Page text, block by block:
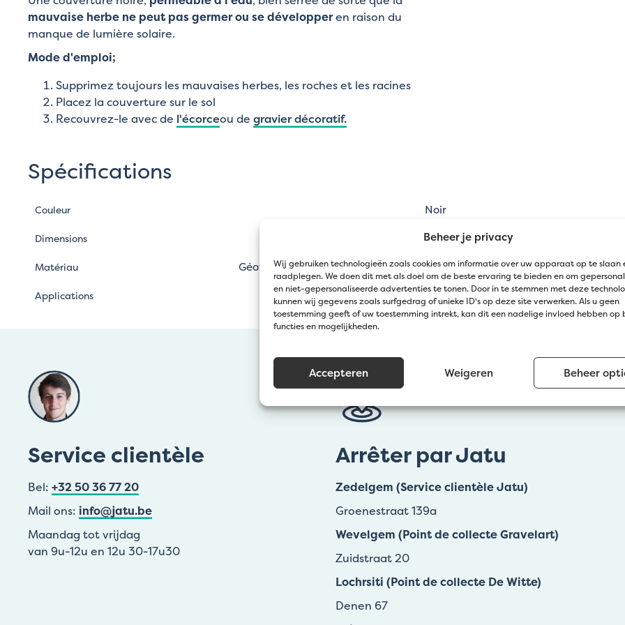
Beheer je privacy
Wij gebruiken technologieën zoals cookies om informatie over uw apparaat op te slaan
raadplegen. We doen dit met als doel om de beste ervaring te bieden en om
en niet-gepersonaliseerde advertenties te tonen. Door in te stemmen met deze
kunnen wij gegevens zoals surfgedrag of unieke ID's op deze site verwerken. Als u geen
toestemming geeft of uw toestemming intrekt, kan dit een nadelige invloed hebben op
functies en mogelijkheden.
Accepteren Weigeren Beheer
mauvaise herbe ne peut pas germer ou se développeren raison du
manque de lumière solaire.
Mode d'emploi;
Supprimez toujours les mauvaises herbes, les roches et les racines
Placez la couverture sur le sol
Recouvrez-le avec de l'écorceou de gravier décoratif.
Spécifications
Couleur Noir
Dimensions 4 x 5 m
Matériau Géotextile tissé perméable à l'eau en PP
Applications Bordure ornementale, Couvre-sol
Service clientèle
Bel: +32 50 36 77 20
Mail ons: info@jatu.be
Maandag tot vrijdag
van 9u-12u en 12u 30-17u30
Arrêter par Jatu
Zedelgem (Service clientèle Jatu)
Groenestraat 139a
Wevelgem (Point de collecte Gravelart)
Zuidstraat 20
Lochrsiti (Point de collecte De Witte)
Denen 67